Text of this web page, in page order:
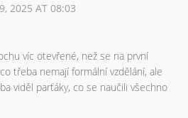
2025 AT 08:03
víc otevřené, než se na první
třeba nemají formální vzdělání, ale
viděl parťáky, co se naučili všechno